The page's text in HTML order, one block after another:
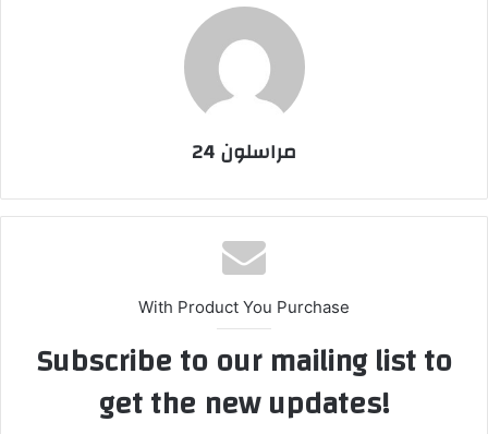
مراسلون 24
With Product You Purchase
Subscribe to our mailing list to
get the new updates!